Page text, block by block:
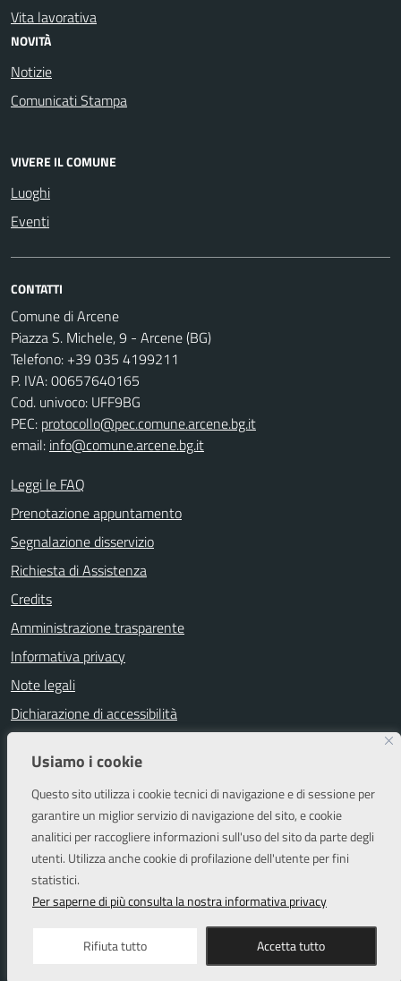
Usiamo i cookie
Questo sito utilizza i cookie tecnici di navigazione e di sessione per
garantire un miglior servizio di navigazione del sito, e cookie
analitici per raccogliere informazioni sull'uso del sito da parte degli
utenti. Utilizza anche cookie di profilazione dell'utente per fini
statistici.
Per saperne di più consulta la nostra informativa privacy
Rifiuta tutto Accetta tutto
Vita lavorativa
NOVITÀ
Notizie
Comunicati Stampa
VIVERE IL COMUNE
Luoghi
Eventi
CONTATTI
Comune di Arcene
Piazza S. Michele, 9 - Arcene (BG)
Telefono: +39 035 4199211
P. IVA: 00657640165
Cod. univoco: UFF9BG
PEC: protocollo@pec.comune.arcene.bg.it
email: info@comune.arcene.bg.it
Leggi le FAQ
Prenotazione appuntamento
Segnalazione disservizio
Richiesta di Assistenza
Credits
Amministrazione trasparente
Informativa privacy
Note legali
Dichiarazione di accessibilità
Attuazione misure PNRR
Piano di miglioramento del sito
SEGUICI SU
Facebook Instagram